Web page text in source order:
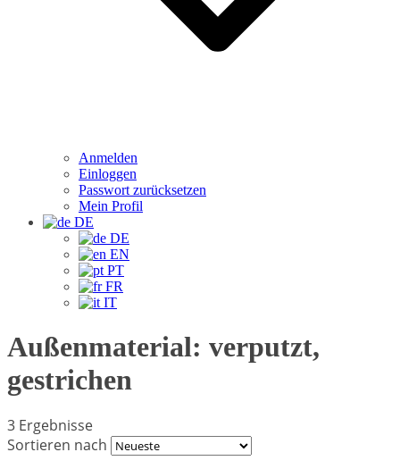
Anmelden
Einloggen
Passwort zurücksetzen
Mein Profil
DE
DE
EN
PT
FR
IT
Außenmaterial: verputzt,
gestrichen
3 Ergebnisse
Sortieren nach